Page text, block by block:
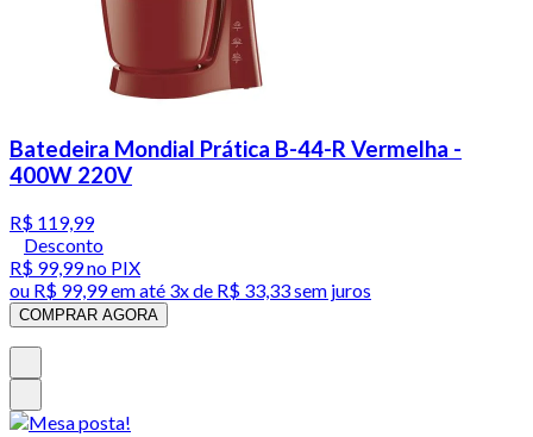
Batedeira Mondial Prática B-44-R Vermelha -
400W 220V
R$ 119,99
Desconto
R$ 99,99no PIX
ou R$ 99,99em até 3x de R$ 33,33 sem juros
COMPRAR AGORA